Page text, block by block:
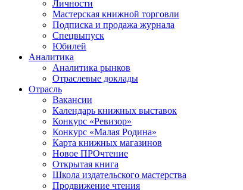
Личности
Мастерская книжной торговли
Подписка и продажа журнала
Спецвыпуск
Юбилей
Аналитика
Аналитика рынков
Отраслевые доклады
Отрасль
Вакансии
Календарь книжных выставок
Конкурс «Ревизор»
Конкурс «Малая Родина»
Карта книжных магазинов
Новое ПРОчтение
Открытая книга
Школа издательского мастерства
Продвижение чтения